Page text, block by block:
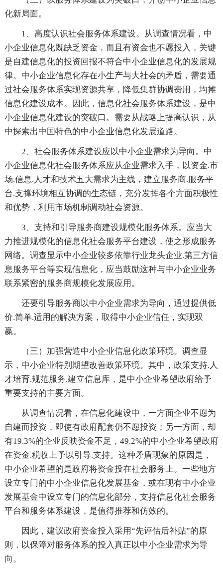
化新局面。
1、高度认识社会服务体系建设。从调查情况看，中
小企业信息化既缺乏资金，而且有资金也不愿投入，关键
是自建信息化的投资回报不符合中小企业信息化的发展规
律。中小企业信息化存在小生产与大社会的矛盾，需要通
过社会服务体系实现资源共享，降低集群协调费用，均摊
信息化建设成本。因此，信息化社会服务体系建设，是中
小企业信息化建设的突破口。需要从战略上提高认识，从
中探索出中国特色的中小企业信息化发展道路。
2、社会服务体系建设应以中小企业需求为导向。中
小企业信息化社会服务体系应从企业需求入手，以资金.市
场.信息.人才和技术五大需求为主线，建立服务商.服务平
台.支撑环境相互协调的生态链，充分发挥各个方面积极性
和优势，利用市场机制调动社会资源。
3、支持和引导服务商建设规模化服务体系。应当大
力推进规模化的信息化社会服务平台建设，使之形成服务
网络。调查显示中小企业较多依靠行业龙头企业.第三方信
息服务平台等实现信息化，应当鼓励这种与中小企业业务
联系紧密的服务商规模化发展应用。
还要引导服务商以中小企业需求为导向，通过提供低
价.简单.适用的解决方案，取得中小企业信任，实现双
赢。
（三）加强营造中小企业信息化政策环境。调查显
示，中小企业特别期望改善政策环境。其中，政策支持.人
才培育.规范服务.建立信息库，是中小企业希望政府给予
重要支持的主要方面。
从调查情况看，在信息化建设中，一方面企业不愿为
自建而投资，即使有政府配套仍不愿投资；另一方面，却
有19.3%的企业反映资金不足，49.2%的中小企业希望政府
在资金.税收上予以引导.支持。这种矛盾现象的原因是，
中小企业希望的是政府将资金投在社会服务上。一些地方
设立专门的中小企业信息化发展基金，或在现有中小企业
发展基金中设立专门的信息化部分，支持信息化社会服务
平台和服务体系建设，是值得推荐和仿效的。
因此，建议政府资金投入采用“先评估后补贴”的原
则，以保障对服务体系的投入真正以中小企业需求为导
向。